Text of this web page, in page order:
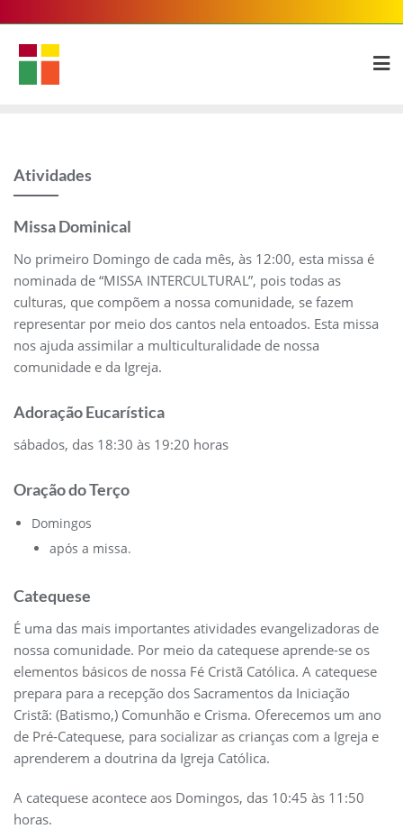
content
Atividades
Missa Dominical
No primeiro Domingo de cada mês, às 12:00, esta missa é
nominada de “MISSA INTERCULTURAL”, pois todas as
culturas, que compõem a nossa comunidade, se fazem
representar por meio dos cantos nela entoados. Esta missa
nos ajuda assimilar a multiculturalidade de nossa
comunidade e da Igreja.
Adoração Eucarística
sábados, das 18:30 às 19:20 horas
Oração do Terço
Domingos
após a missa.
Catequese
É uma das mais importantes atividades evangelizadoras de
nossa comunidade. Por meio da catequese aprende-se os
elementos básicos de nossa Fé Cristã Católica. A catequese
prepara para a recepção dos Sacramentos da Iniciação
Cristã: (Batismo,) Comunhão e Crisma. Oferecemos um ano
de Pré-Catequese, para socializar as crianças com a Igreja e
aprenderem a doutrina da Igreja Católica.
A catequese acontece aos Domingos, das 10:45 às 11:50
horas.